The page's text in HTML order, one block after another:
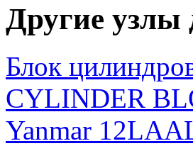
Другие узлы
Блок
CYLINDER
Yanmar